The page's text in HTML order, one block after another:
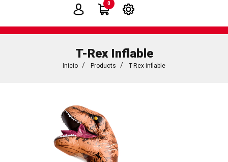
0
T-Rex Inflable
Inicio Products T-Rex inflable